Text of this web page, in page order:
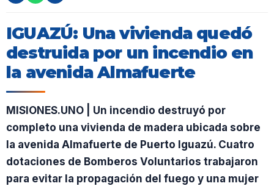
IGUAZÚ: Una vivienda quedó
destruida por un incendio en
la avenida Almafuerte
MISIONES.UNO | Un incendio destruyó por
completo una vivienda de madera ubicada sobre
la avenida Almafuerte de Puerto Iguazú. Cuatro
dotaciones de Bomberos Voluntarios trabajaron
para evitar la propagación del fuego y una mujer